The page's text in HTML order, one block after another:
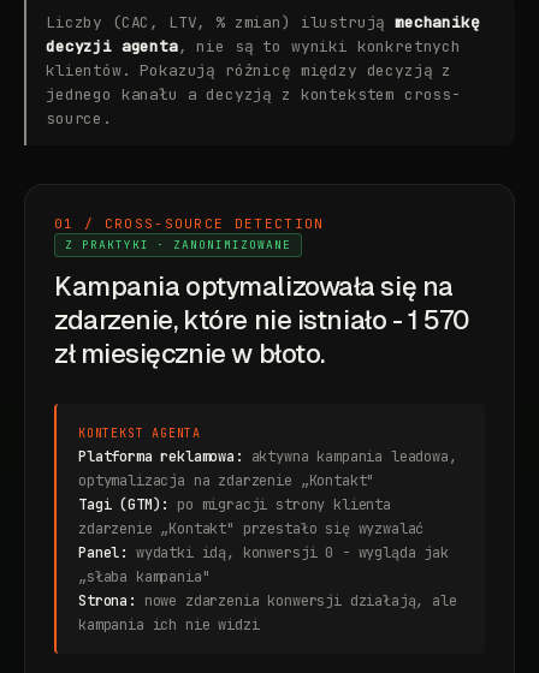
Liczby (CAC, LTV, % zmian) ilustrująmechanikę
decyzji agenta, nie są to wyniki konkretnych
klientów. Pokazują różnicę między decyzją z
jednego kanału a decyzją z kontekstem cross-
source.
01 / CROSS-SOURCE DETECTION
Z PRAKTYKI · ZANONIMIZOWANE
Kampania optymalizowała się na
zdarzenie, które nie istniało - 1 570
zł miesięcznie w błoto.
KONTEKST AGENTA
Platforma reklamowa:
aktywna kampania leadowa,
optymalizacja na zdarzenie „Kontakt"
Tagi (GTM):
po migracji strony klienta
zdarzenie „Kontakt" przestało się wyzwalać
Panel: wydatki idą, konwersji 0 - wygląda jak
„słaba kampania"
Strona:
nowe zdarzenia konwersji działają, ale
kampania ich nie widzi